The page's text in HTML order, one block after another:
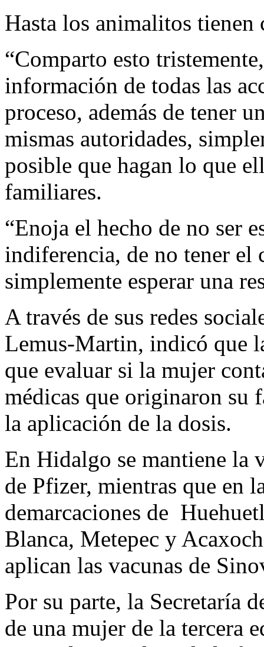
Hasta los animalitos
“Comparto esto
información de todas las
proceso, además de tener
mismas autoridades,
posible que hagan lo que
familiares.
“Enoja el hecho de no ser
indiferencia, de no tener el
simplemente esperar una
A través de sus redes
Lemus-Martin, indicó que
que evaluar si la mujer
médicas que originaron su
la aplicación de la dosis.
En Hidalgo se mantiene la
de Pfizer, mientras que en
demarcaciones de
Blanca, Metepec y
aplican las vacunas de
Por su parte, la Secretaría
de una mujer de la tercera